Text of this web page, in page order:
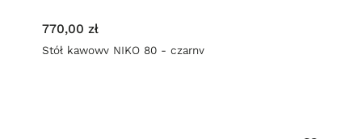
770,00 zł
Stół kawowy NIKO 80 - czarny